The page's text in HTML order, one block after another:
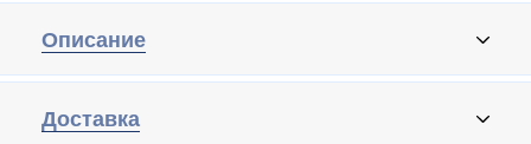
Описание
Доставка